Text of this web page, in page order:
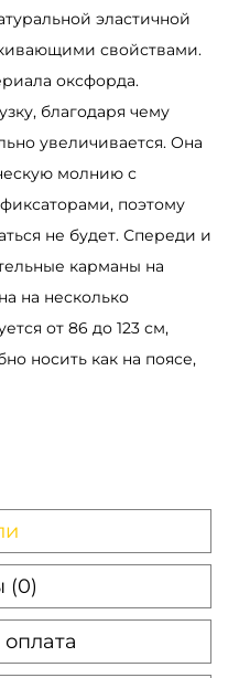
эластичной
свойствами.
оксфорда.
благодаря чему
увеличивается. Она
молнию с
поэтому
не будет. Спереди и
карманы на
на несколько
от 86 до 123 см,
носить как на поясе,
(0)